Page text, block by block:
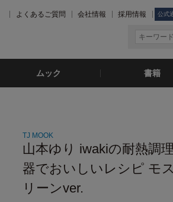
よくあるご質問 会社情報 採用情報 公式
ムック 書籍
TJ MOOK
山本ゆり iwakiの耐熱調
器でおいしいレシピ モ
リーンver.